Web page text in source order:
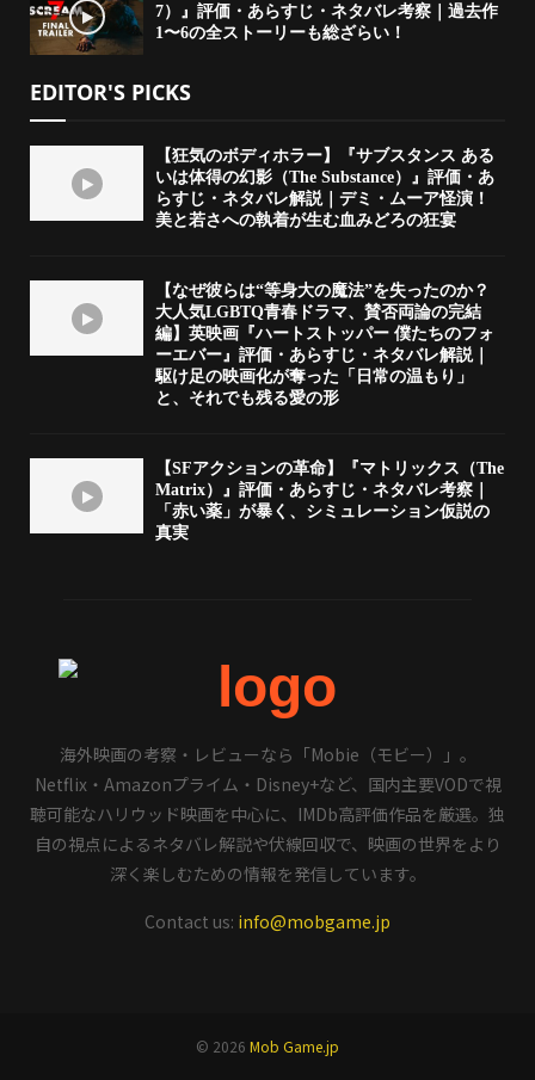
7）』評価・あらすじ・ネタバレ考察｜過去作
1〜6の全ストーリーも総ざらい！
EDITOR'S PICKS
【狂気のボディホラー】『サブスタンス ある
いは体得の幻影（The Substance）』評価・あ
らすじ・ネタバレ解説｜デミ・ムーア怪演！
美と若さへの執着が生む血みどろの狂宴
【なぜ彼らは“等身大の魔法”を失ったのか？
大人気LGBTQ青春ドラマ、賛否両論の完結
編】英映画『ハートストッパー 僕たちのフォ
ーエバー』評価・あらすじ・ネタバレ解説｜
駆け足の映画化が奪った「日常の温もり」
と、それでも残る愛の形
【SFアクションの革命】『マトリックス（The
Matrix）』評価・あらすじ・ネタバレ考察｜
「赤い薬」が暴く、シミュレーション仮説の
真実
海外映画の考察・レビューなら「Mobie（モビー）」。
Netflix・Amazonプライム・Disney+など、国内主要VODで視
聴可能なハリウッド映画を中心に、IMDb高評価作品を厳選。独
自の視点によるネタバレ解説や伏線回収で、映画の世界をより
深く楽しむための情報を発信しています。
Contact us: info@mobgame.jp
© 2026 Mob Game.jp